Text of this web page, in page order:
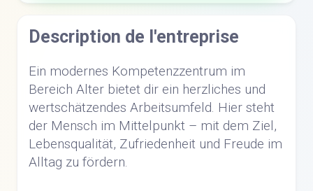
Description de l'entreprise
Ein modernes Kompetenzzentrum im
Bereich Alter bietet dir ein herzliches und
wertschätzendes Arbeitsumfeld. Hier steht
der Mensch im Mittelpunkt – mit dem Ziel,
Lebensqualität, Zufriedenheit und Freude im
Alltag zu fördern.